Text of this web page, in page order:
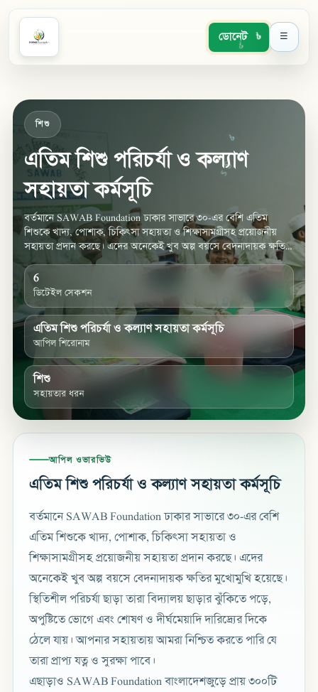
$
৳
৳
ডোনেট ☰
শিশু
এতিম শিশু পরিচর্যা ও কল্যাণ
সহায়তা কর্মসূচি
বর্তমানে SAWAB Foundation ঢাকার সাভারে ৩০-এর বেশি এতিম
শিশুকে খাদ্য, পোশাক, চিকিৎসা সহায়তা ও শিক্ষাসামগ্রীসহ প্রয়োজনীয়
সহায়তা প্রদান করছে। এদের অনেকেই খুব অল্প বয়সে বেদনাদায়ক ক্ষতির
মুখোমুখি হয়েছে। স্থিতিশীল পরিচর্যা ছাড়
6
ডিটেইল সেকশন
এতিম শিশু পরিচর্যা ও কল্যাণ সহায়তা কর্মসূচি
আপিল শিরোনাম
শিশু
সহায়তার ধরন
আপিল ওভারভিউ
এতিম শিশু পরিচর্যা ও কল্যাণ সহায়তা কর্মসূচি
বর্তমানে SAWAB Foundation ঢাকার সাভারে ৩০-এর বেশি
এতিম শিশুকে খাদ্য, পোশাক, চিকিৎসা সহায়তা ও
শিক্ষাসামগ্রীসহ প্রয়োজনীয় সহায়তা প্রদান করছে। এদের
অনেকেই খুব অল্প বয়সে বেদনাদায়ক ক্ষতির মুখোমুখি হয়েছে।
স্থিতিশীল পরিচর্যা ছাড়া তারা বিদ্যালয় ছাড়ার ঝুঁকিতে পড়ে,
অপুষ্টিতে ভোগে এবং শোষণ ও দীর্ঘমেয়াদি দারিদ্র্যের দিকে
ঠেলে যায়। আপনার সহায়তায় আমরা নিশ্চিত করতে পারি যে
তারা প্রাপ্য যত্ন ও সুরক্ষা পাবে।
এছাড়াও SAWAB Foundation বাংলাদেশজুড়ে প্রায় ৩০০টি